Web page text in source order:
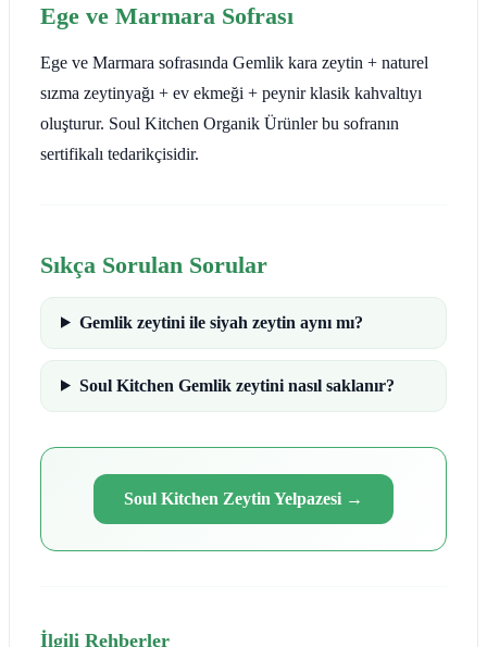
Ege ve Marmara Sofrası
Ege ve Marmara sofrasında Gemlik kara zeytin + naturel
sızma zeytinyağı + ev ekmeği + peynir klasik kahvaltıyı
oluşturur. Soul Kitchen Organik Ürünler bu sofranın
sertifikalı tedarikçisidir.
Sıkça Sorulan Sorular
Gemlik zeytini ile siyah zeytin aynı mı?
Soul Kitchen Gemlik zeytini nasıl saklanır?
Soul Kitchen Zeytin Yelpazesi →
İlgili Rehberler